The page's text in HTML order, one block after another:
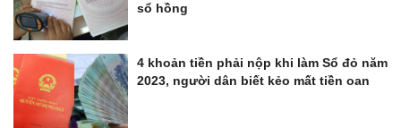
sổ hồng
4 khoản tiền phải nộp khi làm Sổ đỏ năm
2023, người dân biết kẻo mất tiền oan